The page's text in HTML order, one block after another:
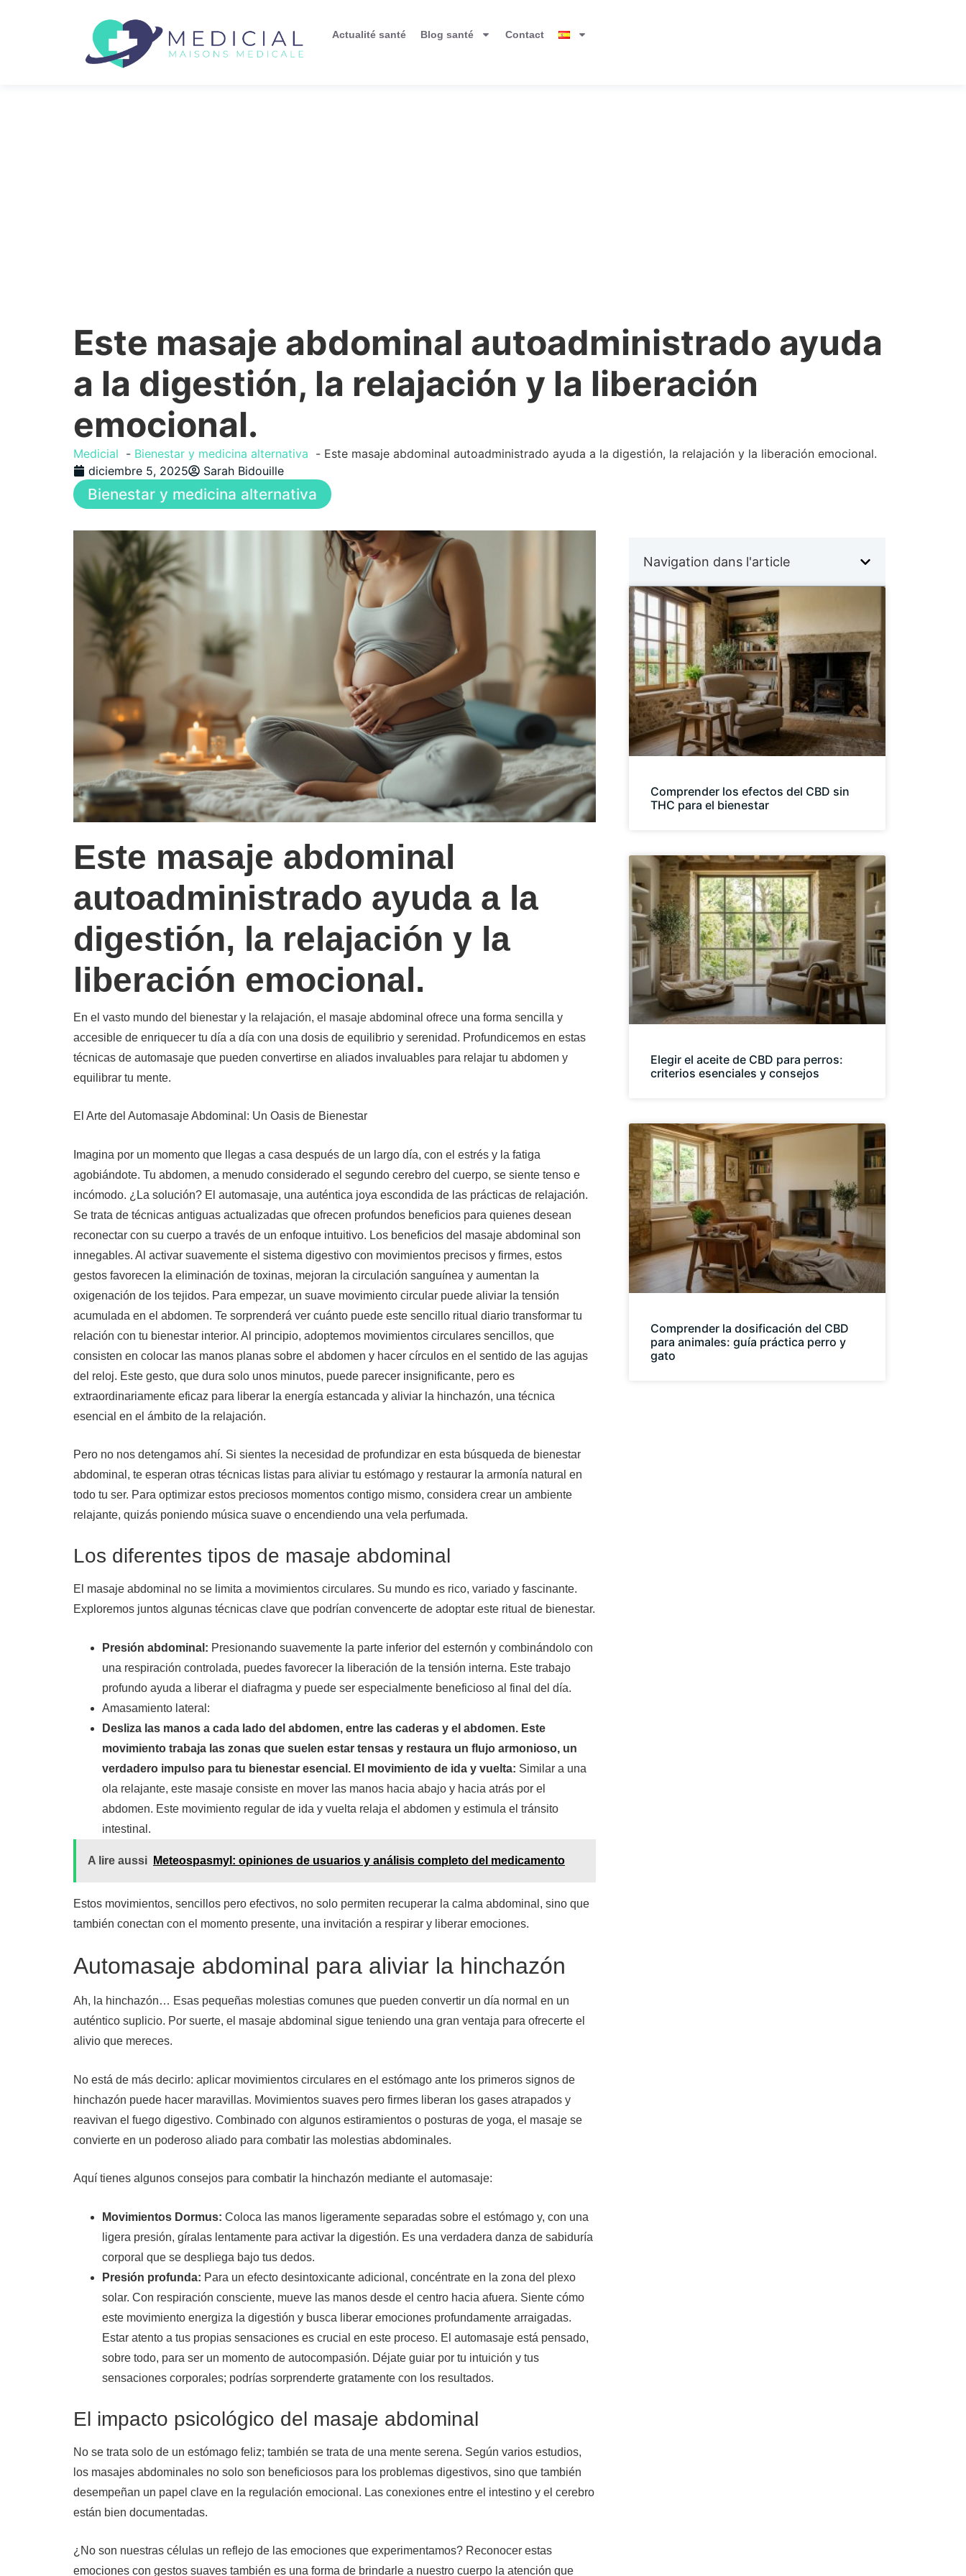
Actualité santé Blog santé Contact
Este masaje abdominal autoadministrado ayuda
a la digestión, la relajación y la liberación
emocional.
Medicial Bienestar y medicina alternativa
Este masaje abdominal autoadministrado ayuda a la digestión, la relajación y la liberación emocional.
diciembre 5, 2025
Sarah Bidouille
Bienestar y medicina alternativa
Este masaje abdominal
autoadministrado ayuda a la
digestión, la relajación y la
liberación emocional.
En el vasto mundo del bienestar y la relajación, el masaje abdominal ofrece una forma sencilla y
accesible de enriquecer tu día a día con una dosis de equilibrio y serenidad. Profundicemos en estas
técnicas de automasaje que pueden convertirse en aliados invaluables para relajar tu abdomen y
equilibrar tu mente.
El Arte del Automasaje Abdominal: Un Oasis de Bienestar
Imagina por un momento que llegas a casa después de un largo día, con el estrés y la fatiga
agobiándote. Tu abdomen, a menudo considerado el segundo cerebro del cuerpo, se siente tenso e
incómodo. ¿La solución? El automasaje, una auténtica joya escondida de las prácticas de relajación.
Se trata de técnicas antiguas actualizadas que ofrecen profundos beneficios para quienes desean
reconectar con su cuerpo a través de un enfoque intuitivo. Los beneficios del masaje abdominal son
innegables. Al activar suavemente el sistema digestivo con movimientos precisos y firmes, estos
gestos favorecen la eliminación de toxinas, mejoran la circulación sanguínea y aumentan la
oxigenación de los tejidos. Para empezar, un suave movimiento circular puede aliviar la tensión
acumulada en el abdomen. Te sorprenderá ver cuánto puede este sencillo ritual diario transformar tu
relación con tu bienestar interior. Al principio, adoptemos movimientos circulares sencillos, que
consisten en colocar las manos planas sobre el abdomen y hacer círculos en el sentido de las agujas
del reloj. Este gesto, que dura solo unos minutos, puede parecer insignificante, pero es
extraordinariamente eficaz para liberar la energía estancada y aliviar la hinchazón, una técnica
esencial en el ámbito de la relajación.
Pero no nos detengamos ahí. Si sientes la necesidad de profundizar en esta búsqueda de bienestar
abdominal, te esperan otras técnicas listas para aliviar tu estómago y restaurar la armonía natural en
todo tu ser. Para optimizar estos preciosos momentos contigo mismo, considera crear un ambiente
relajante, quizás poniendo música suave o encendiendo una vela perfumada.
Los diferentes tipos de masaje abdominal
El masaje abdominal no se limita a movimientos circulares. Su mundo es rico, variado y fascinante.
Exploremos juntos algunas técnicas clave que podrían convencerte de adoptar este ritual de bienestar.
Presión abdominal: Presionando suavemente la parte inferior del esternón y combinándolo con
una respiración controlada, puedes favorecer la liberación de la tensión interna. Este trabajo
profundo ayuda a liberar el diafragma y puede ser especialmente beneficioso al final del día.
Amasamiento lateral:
Desliza las manos a cada lado del abdomen, entre las caderas y el abdomen. Este
movimiento trabaja las zonas que suelen estar tensas y restaura un flujo armonioso, un
verdadero impulso para tu bienestar esencial. El movimiento de ida y vuelta: Similar a una
ola relajante, este masaje consiste en mover las manos hacia abajo y hacia atrás por el
abdomen. Este movimiento regular de ida y vuelta relaja el abdomen y estimula el tránsito
intestinal.
A lire aussi Meteospasmyl: opiniones de usuarios y análisis completo del medicamento
Estos movimientos, sencillos pero efectivos, no solo permiten recuperar la calma abdominal, sino que
también conectan con el momento presente, una invitación a respirar y liberar emociones.
Automasaje abdominal para aliviar la hinchazón
Ah, la hinchazón… Esas pequeñas molestias comunes que pueden convertir un día normal en un
auténtico suplicio. Por suerte, el masaje abdominal sigue teniendo una gran ventaja para ofrecerte el
alivio que mereces.
No está de más decirlo: aplicar movimientos circulares en el estómago ante los primeros signos de
hinchazón puede hacer maravillas. Movimientos suaves pero firmes liberan los gases atrapados y
reavivan el fuego digestivo. Combinado con algunos estiramientos o posturas de yoga, el masaje se
convierte en un poderoso aliado para combatir las molestias abdominales.
Aquí tienes algunos consejos para combatir la hinchazón mediante el automasaje:
Movimientos Dormus: Coloca las manos ligeramente separadas sobre el estómago y, con una
ligera presión, gíralas lentamente para activar la digestión. Es una verdadera danza de sabiduría
corporal que se despliega bajo tus dedos.
Presión profunda: Para un efecto desintoxicante adicional, concéntrate en la zona del plexo
solar. Con respiración consciente, mueve las manos desde el centro hacia afuera. Siente cómo
este movimiento energiza la digestión y busca liberar emociones profundamente arraigadas.
Estar atento a tus propias sensaciones es crucial en este proceso. El automasaje está pensado,
sobre todo, para ser un momento de autocompasión. Déjate guiar por tu intuición y tus
sensaciones corporales; podrías sorprenderte gratamente con los resultados.
El impacto psicológico del masaje abdominal
No se trata solo de un estómago feliz; también se trata de una mente serena. Según varios estudios,
los masajes abdominales no solo son beneficiosos para los problemas digestivos, sino que también
desempeñan un papel clave en la regulación emocional. Las conexiones entre el intestino y el cerebro
están bien documentadas.
¿No son nuestras células un reflejo de las emociones que experimentamos? Reconocer estas
emociones con gestos suaves también es una forma de brindarle a nuestro cuerpo la atención que
Navigation dans l'article
Comprender los efectos del CBD sin
THC para el bienestar
Elegir el aceite de CBD para perros:
criterios esenciales y consejos
Comprender la dosificación del CBD
para animales: guía práctica perro y
gato